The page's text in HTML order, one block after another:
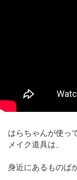
はらちゃんが使っ
メイク道具は、
身近にあるものば